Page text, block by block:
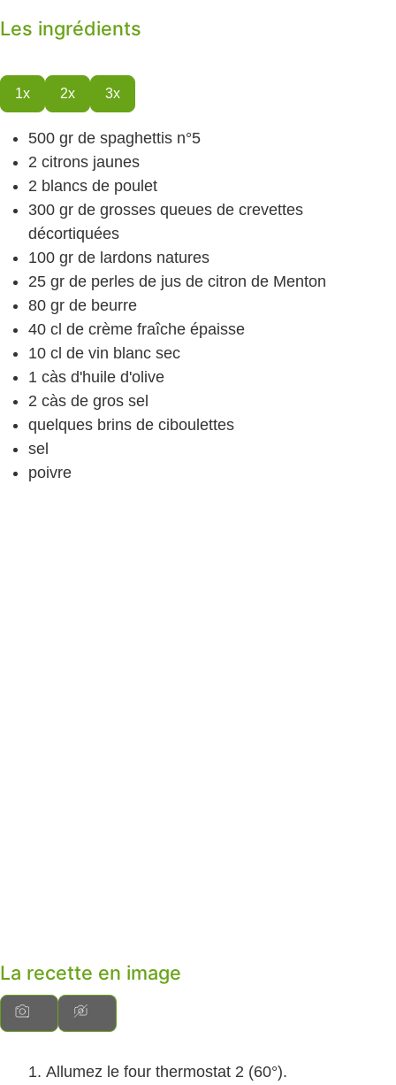
Les ingrédients
1x 2x 3x
500 gr de spaghettis n°5
2 citrons jaunes
2 blancs de poulet
300 gr de grosses queues de crevettes
décortiquées
100 gr de lardons natures
25 gr de perles de jus de citron de Menton
80 gr de beurre
40 cl de crème fraîche épaisse
10 cl de vin blanc sec
1 càs d'huile d'olive
2 càs de gros sel
quelques brins de ciboulettes
sel
poivre
La recette en image
Allumez le four thermostat 2 (60°).